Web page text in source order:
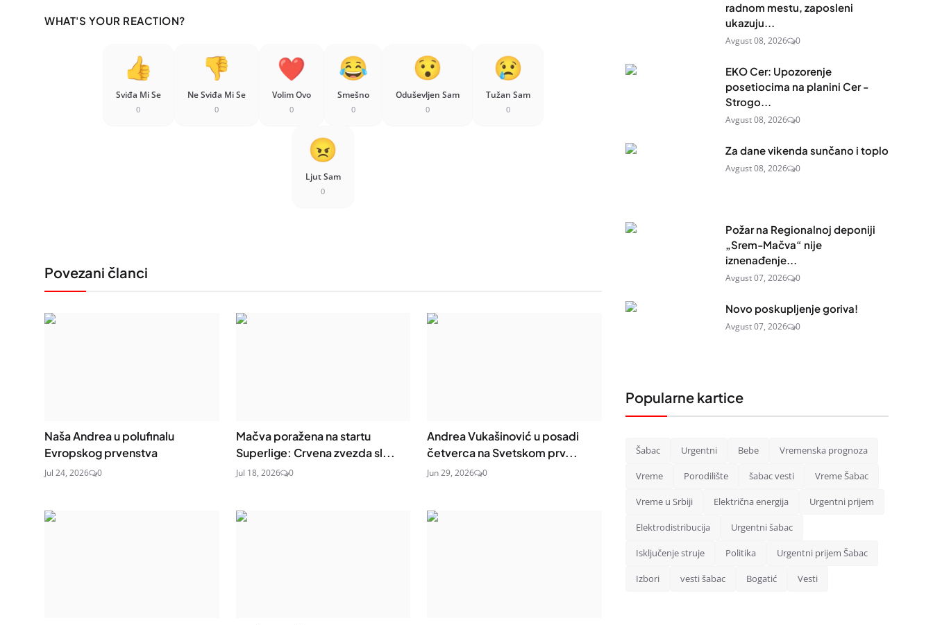
WHAT'S YOUR REACTION?
Sviđa Mi Se
0
Ne Sviđa Mi Se
0
Volim Ovo
0
Smešno
0
Oduševljen Sam
0
Tužan Sam
0
Ljut Sam
0
Povezani članci
Naša Andrea u polufinalu
Evropskog prvenstva
Jul 24, 2026 0
Mačva poražena na startu
Superlige: Crvena zvezda sl...
Jul 18, 2026 0
Andrea Vukašinović u posadi
četverca na Svetskom prv...
Jun 29, 2026 0
radnom mestu, zaposleni
ukazuju...
Avgust 08, 2026 0
EKO Cer: Upozorenje
posetiocima na planini Cer -
Strogo...
Avgust 08, 2026 0
Za dane vikenda sunčano i toplo
Avgust 08, 2026 0
Požar na Regionalnoj deponiji
„Srem-Mačva“ nije
iznenađenje...
Avgust 07, 2026 0
Novo poskupljenje goriva!
Avgust 07, 2026 0
Popularne kartice
Šabac Urgentni Bebe Vremenska prognoza
Vreme Porodilište šabac vesti Vreme Šabac
Vreme u Srbiji Električna energija Urgentni prijem
Elektrodistribucija Urgentni šabac
Isključenje struje Politika Urgentni prijem Šabac
Izbori vesti šabac Bogatić Vesti